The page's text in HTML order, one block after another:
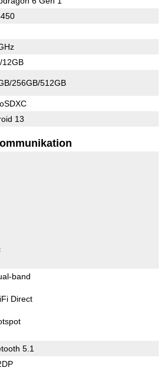
12GB
256GB/512GB
13
band
Direct
5.1